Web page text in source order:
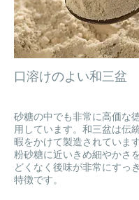
口溶けのよい和三盆
砂糖の中でも非常に高価な
用しています。和三盆は伝
暇をかけて製造されています
粉砂糖に近いきめ細やかさ
どくなく後味が非常にすっ
特徴です。